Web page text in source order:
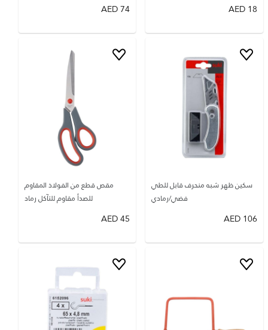
18
AED
74
AED
سكين ظهر شبه منحرف قابل للطي
فضي/رمادي
106
AED
مقص قطع من الفولاذ المقاوم
للصدأ مقاوم للتآكل رماد
45
AED